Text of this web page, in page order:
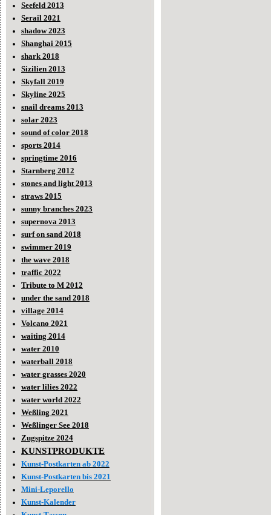
Seefeld 2013
Serail 2021
shadow 2023
Shanghai 2015
shark 2018
Sizilien 2013
Skyfall 2019
Skyline 2025
snail dreams 2013
solar 2023
sound of color 2018
sports 2014
springtime 2016
Starnberg 2012
stones and light 2013
straws 2015
sunny branches 2023
supernova 2013
surf on sand 2018
swimmer 2019
the wave 2018
traffic 2022
Tribute to M 2012
under the sand 2018
village 2014
Volcano 2021
waiting 2014
water 2010
waterball 2018
water grasses 2020
water lilies 2022
water world 2022
Weßling 2021
Weßlinger See 2018
Zugspitze 2024
KUNSTPRODUKTE
Kunst-Postkarten ab 2022
Kunst-Postkarten bis 2021
Mini-Leporello
Kunst-Kalender